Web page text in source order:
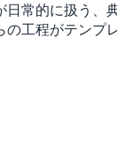
日常的に扱う、
の工程がテンプ